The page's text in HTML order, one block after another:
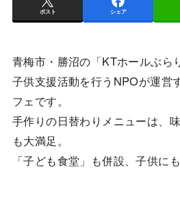
ポスト シェア
青梅市・勝沼の「KTホールぶら
子供支援活動を行うNPOが運営
フェです。
手作りの日替わりメニューは、
も大満足。
「子ども食堂」も併設、子供に